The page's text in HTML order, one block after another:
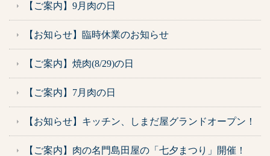
【ご案内】9月肉の日
【お知らせ】臨時休業のお知らせ
【ご案内】焼肉(8/29)の日
【ご案内】7月肉の日
【お知らせ】キッチン、しまだ屋グランドオープン！
【ご案内】肉の名門島田屋の「七夕まつり」開催！